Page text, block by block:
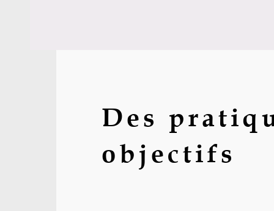
Des
objectifs